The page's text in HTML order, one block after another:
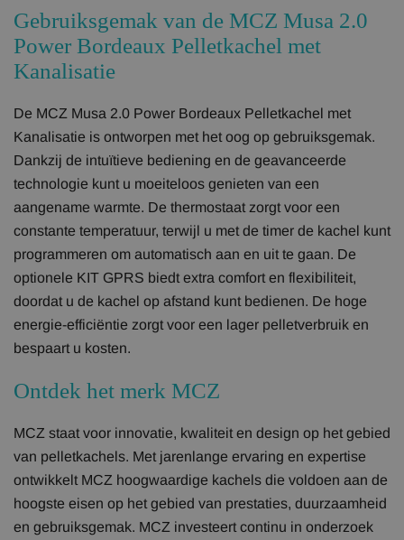
Gebruiksgemak van de MCZ Musa 2.0
Power Bordeaux Pelletkachel met
Kanalisatie
De MCZ Musa 2.0 Power Bordeaux Pelletkachel met
Kanalisatie is ontworpen met het oog op gebruiksgemak.
Dankzij de intuïtieve bediening en de geavanceerde
technologie kunt u moeiteloos genieten van een
aangename warmte. De thermostaat zorgt voor een
constante temperatuur, terwijl u met de timer de kachel kunt
programmeren om automatisch aan en uit te gaan. De
optionele KIT GPRS biedt extra comfort en flexibiliteit,
doordat u de kachel op afstand kunt bedienen. De hoge
energie-efficiëntie zorgt voor een lager pelletverbruik en
bespaart u kosten.
Ontdek het merk MCZ
MCZ staat voor innovatie, kwaliteit en design op het gebied
van pelletkachels. Met jarenlange ervaring en expertise
ontwikkelt MCZ hoogwaardige kachels die voldoen aan de
hoogste eisen op het gebied van prestaties, duurzaamheid
en gebruiksgemak. MCZ investeert continu in onderzoek